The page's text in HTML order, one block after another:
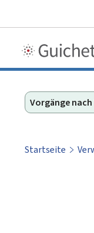
Vorgänge
Startseite